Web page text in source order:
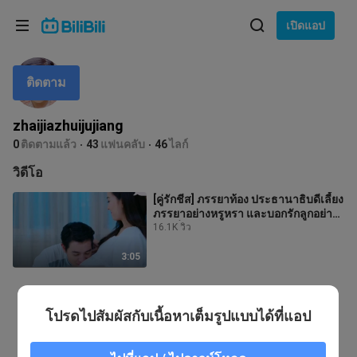
เปิดแอป
zhaijiazhuijujiang
0ติดตามแล้ว 43 แฟนคลับ 46ไลก์
ติดตาม
วิดีโอ
3:05
[คู่รักชีส] ภรรยาท้อง ประธานาธิบดีเลี้ยง
ภรรยาอย่างหรูหรา และบอกรักลูกอย่าง
บ้าคลั่งในครรภ์
16.1K วิว
ภาษา: ภาษาไทย
ข้าสู่
ะบบ
เลือกภาษา
English
ภาษาไทย
Tiếng Việt
Bahasa Melayu
โปรดไปสัมผัสกับเนื้อหาเต็มรูปแบบได้ที่แอป